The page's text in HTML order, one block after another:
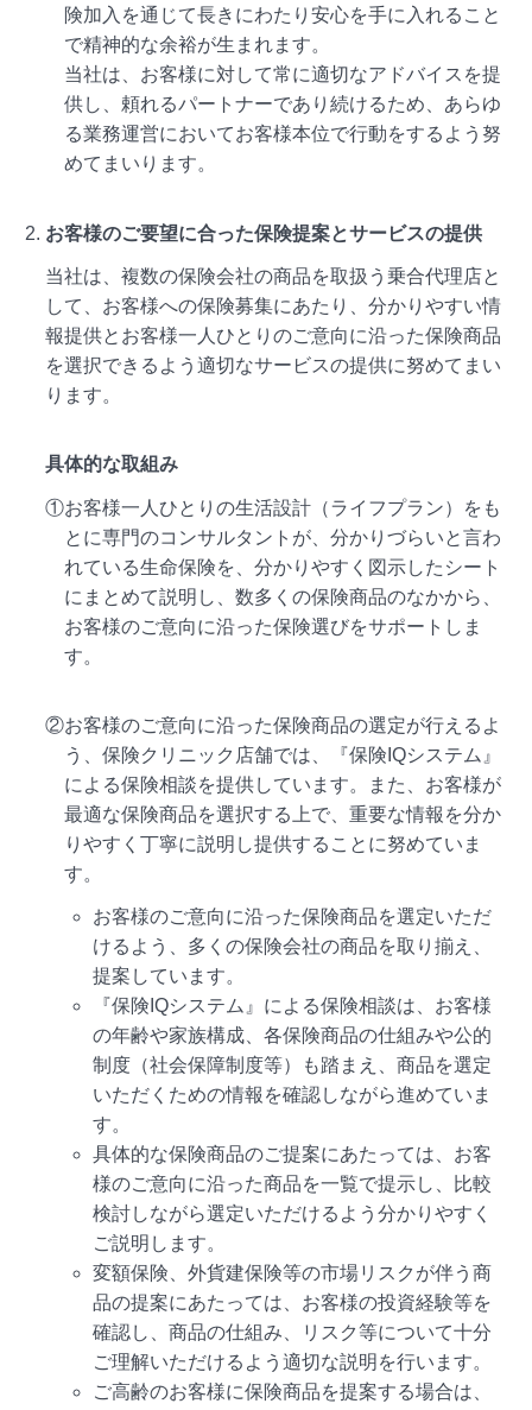
険加入を通じて長きにわたり安心を手に入れること
で精神的な余裕が生まれます。
当社は、お客様に対して常に適切なアドバイスを提
供し、頼れるパートナーであり続けるため、あらゆ
る業務運営においてお客様本位で行動をするよう努
めてまいります。
お客様のご要望に合った保険提案とサービスの提供
当社は、複数の保険会社の商品を取扱う乗合代理店と
して、お客様への保険募集にあたり、分かりやすい情
報提供とお客様一人ひとりのご意向に沿った保険商品
を選択できるよう適切なサービスの提供に努めてまい
ります。
具体的な取組み
①お客様一人ひとりの生活設計（ライフプラン）をも
とに専門のコンサルタントが、分かりづらいと言わ
れている生命保険を、分かりやすく図示したシート
にまとめて説明し、数多くの保険商品のなかから、
お客様のご意向に沿った保険選びをサポートしま
す。
②お客様のご意向に沿った保険商品の選定が行えるよ
う、保険クリニック店舗では、『保険IQシステム』
による保険相談を提供しています。また、お客様が
最適な保険商品を選択する上で、重要な情報を分か
りやすく丁寧に説明し提供することに努めていま
す。
お客様のご意向に沿った保険商品を選定いただ
けるよう、多くの保険会社の商品を取り揃え、
提案しています。
『保険IQシステム』による保険相談は、お客様
の年齢や家族構成、各保険商品の仕組みや公的
制度（社会保障制度等）も踏まえ、商品を選定
いただくための情報を確認しながら進めていま
す。
具体的な保険商品のご提案にあたっては、お客
様のご意向に沿った商品を一覧で提示し、比較
検討しながら選定いただけるよう分かりやすく
ご説明します。
変額保険、外貨建保険等の市場リスクが伴う商
品の提案にあたっては、お客様の投資経験等を
確認し、商品の仕組み、リスク等について十分
ご理解いただけるよう適切な説明を行います。
ご高齢のお客様に保険商品を提案する場合は、